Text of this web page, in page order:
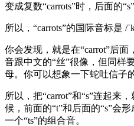
变成复数“carrots”时，后面的
所以，“carrots”的国际音标是 /
你会发现，就是在“carrot”后
音跟中文的“丝”很像，但同样
母。你可以想象一下蛇吐信子
所以，把“carrot”和“s”连起来
候，前面的“t”和后面的“s”会
一个“ts”的组合音。